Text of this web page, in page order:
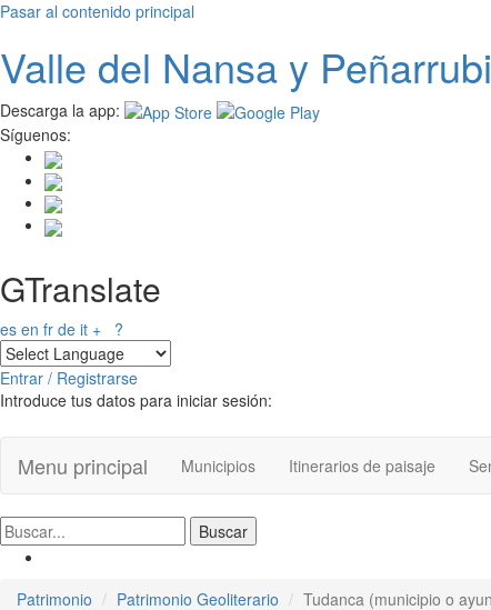
Pasar al contenido principal
Valle del Nansay
Descarga la app:
Síguenos:
GTranslate
es en fr de it + ?
Entrar / Registrarse
Introduce tus datos para iniciar sesión:
Menu principal Municipios Itinerarios de paisaje
Patrimonio Patrimonio Geoliterario Tudanca (municipio o